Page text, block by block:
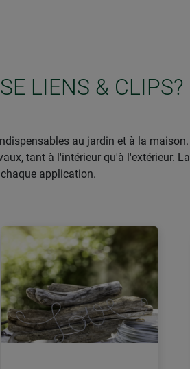
LIENS & CLIPS?
au jardin et à la
tant à l'intérieur qu'à l'extérieur.
application.